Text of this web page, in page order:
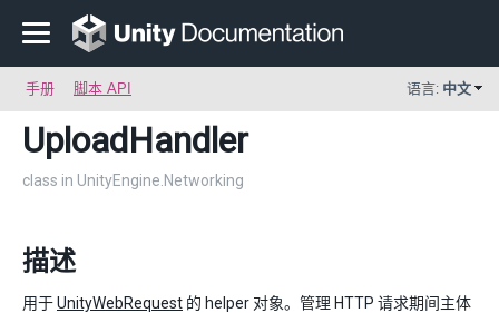
手册 脚本 API 语言: 中文
UploadHandler
class in UnityEngine.Networking
描述
用于UnityWebRequest 的 helper 对象。管理 HTTP 请求期间主体